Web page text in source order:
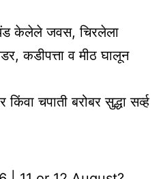
केलेले जवस, चिरलेला
कडीपत्ता व मीठ घालून
चपाती बरोबर सुद्धा सर्व्ह